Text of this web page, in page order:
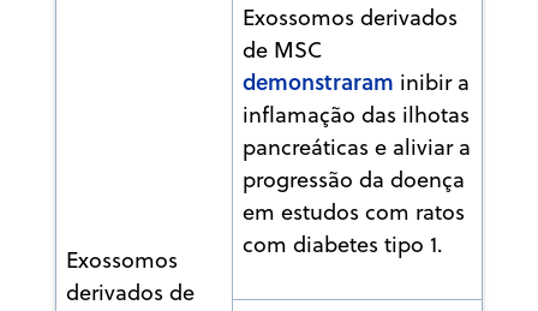
Exossomos
derivados de
Exossomos derivados
de MSC
demonstraram inibir a
inflamação das ilhotas
pancreáticas e aliviar a
progressão da doença
em estudos com ratos
com diabetes tipo 1.